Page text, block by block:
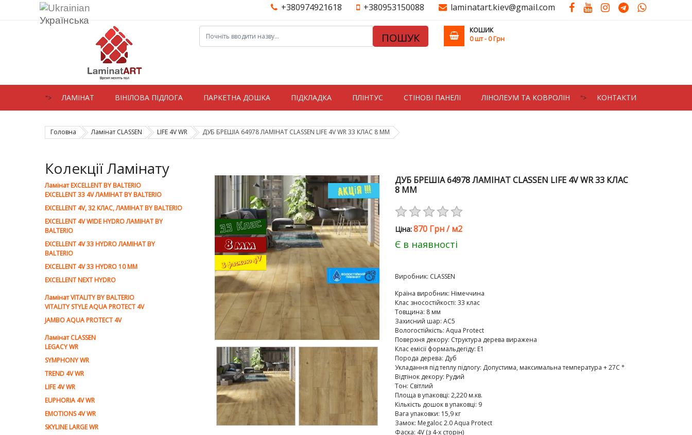
Українська
+380974921618 +380953150088 laminatart.kiev@gmail.com
ПОШУК
КОШИК
0шт- 0 Грн
"> ЛАМIНАТ ВIНIЛОВА ПІДЛОГА ПАРКЕТНА ДОШКА ПІДКЛАДКА ПЛІНТУС СТIНОВI ПАНЕЛI ЛIНОЛЕУМ ТА КОВРОЛIН "> КОНТАКТИ
Головна Ламiнат CLASSEN LIFE 4V WR ДУБ БРЕШІА 64978 ЛАМІНАТ CLASSEN LIFE 4V WR 33 КЛАС 8 ММ
Колекції Ламінату
Ламiнат EXCELLENT BY BALTERIO
EXCELLENT 33 4V ЛАМІНАТ BY BALTERIO
EXCELLENT 4V, 32 КЛАС, ЛАМІНАТ BY BALTERIO
EXCELLENT 4V WIDE HYDRO ЛАМІНАТ BY
BALTERIO
EXCELLENT 4V 33 HYDRO ЛАМІНАТ BY
BALTERIO
EXCELLENT 4V 33 HYDRO 10 ММ
EXCELLENT NEXT HYDRO
Ламiнат VITALITY BY BALTERIO
VITALITY STYLE AQUA PROTECT 4V
JAMBO AQUA PROTECT 4V
Ламiнат CLASSEN
LEGACY WR
SYMPHONY WR
TREND 4V WR
LIFE 4V WR
EUPHORIA 4V WR
EMOTIONS 4V WR
SKYLINE LARGE WR
ДУБ БРЕШІА 64978 ЛАМІНАТ CLASSEN LIFE 4V WR 33 КЛАС
8 ММ
Цiна:870 Грн/м2
Є в наявності
Виробник: CLASSEN
Країна виробник: Німеччина
Клас зносостійкості: 33 клас
Товщина: 8 мм
Захисний шар: AC5
Вологостійкість: Aqua Protect
Поверхня декору: Структура дерева виражена
Клас емісії формальдегіду: E1
Порода дерева: Дуб
Укладання під теплу підлогу: Допустима, максимальна температура + 27C °
Відтінок декору: Рудий
Тон: Світлий
Площа в упаковці: 2,220 м.кв.
Кількість дошок в упаковці: 9
Вага упаковки: 15,9 кг
Замок: Megaloc 2.0 Aqua Protect
Фаска: 4V (з 4-х сторін)